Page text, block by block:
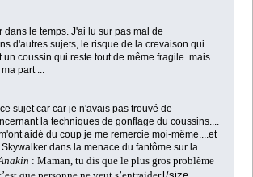
dans le temps. J'ai lu sur pas mal de
d'autres sujets, le risque de la crevaison qui
un coussin qui reste tout de même fragile mais
part ...
sujet car car je n'avais pas trouvé de
la techniques de gonflage du coussins....
aidé du coup je me remercie moi-même....et
dans la menace du fantôme sur la
: Maman, tu dis que le plus gros problème